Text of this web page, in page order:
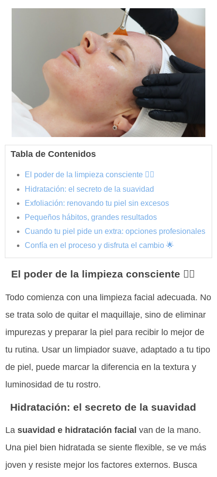
Tabla de Contenidos
El poder de la limpieza consciente 🧖‍♀️
Hidratación: el secreto de la suavidad
Exfoliación: renovando tu piel sin excesos
Pequeños hábitos, grandes resultados
Cuando tu piel pide un extra: opciones profesionales
Confía en el proceso y disfruta el cambio 🌟
El poder de la limpieza consciente 🧖‍♀️
Todo comienza con una limpieza facial adecuada. No
se trata solo de quitar el maquillaje, sino de eliminar
impurezas y preparar la piel para recibir lo mejor de
tu rutina. Usar un limpiador suave, adaptado a tu tipo
de piel, puede marcar la diferencia en la textura y
luminosidad de tu rostro.
Hidratación: el secreto de la suavidad
Lasuavidad e hidratación facial van de la mano.
Una piel bien hidratada se siente flexible, se ve más
joven y resiste mejor los factores externos. Busca